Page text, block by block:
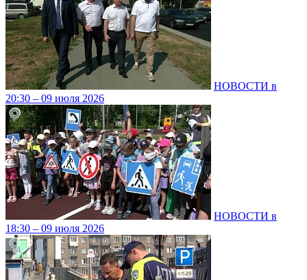
НОВОСТИ в
20:30 – 09 июля 2026
НОВОСТИ в
18:30 – 09 июля 2026